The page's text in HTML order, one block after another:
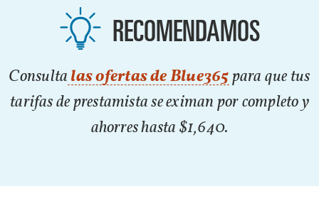
RECOMENDAMOS
Consulta las ofertas de Blue365 para que tus
tarifas de prestamista se eximan por completo y
ahorres hasta $1,640.